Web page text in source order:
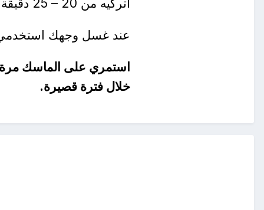
اتركيه من 20 – 25 دقيقة ثم اغسلي وجهك.
عند غسل وجهك استخدمي
استمري على الماسك مرة
خلال فترة قصيرة.